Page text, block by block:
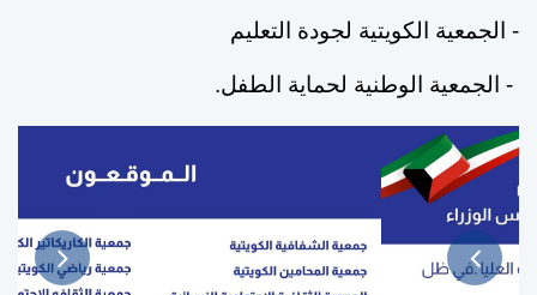
- الجمعية الكويتية لجودة التعليم
- الجمعية الوطنية لحماية الطفل.